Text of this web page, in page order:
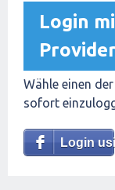
Login
Wähle einen
sofort
Login